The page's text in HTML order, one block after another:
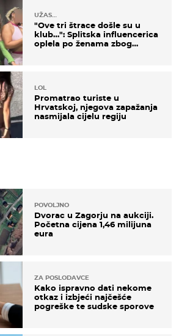
UŽAS…
"Ove tri štrace došle su u
klub…": Splitska influencerica
oplela po ženama zbog
LOL
Promatrao turiste u
Hrvatskoj, njegova zapažanja
nasmijala cijelu regiju
POVOLJNO
Dvorac u Zagorju na aukciji.
Početna cijena 1,46 milijuna
eura
ZA POSLODAVCE
Kako ispravno dati nekome
otkaz i izbjeći najčešće
pogreške te sudske sporove